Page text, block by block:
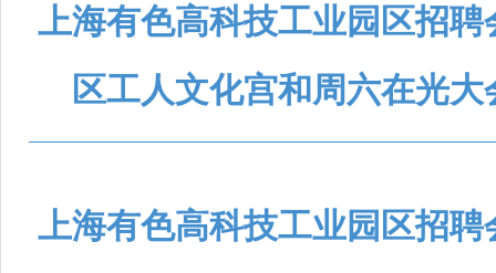
上海有色高科技工业园区招
区工人文化宫和周六在光
上海有色高科技工业园区招聘